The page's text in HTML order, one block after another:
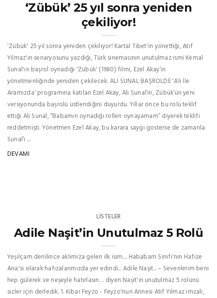
‘Zübük’ 25 yıl sonra yeniden
çekiliyor!
'Zübük' 25 yıl sonra yeniden çekiliyor! Kartal Tibet'in yönettiği, Atıf
Yılmaz'ın senaryosunu yazdığı, Türk sinemasının unutulmaz ismi Kemal
Sunal'ın başrol oynadığı 'Zübük' (1980) filmi, Ezel Akay’ın
yönetmenliğinde yeniden çekilecek. ALİ SUNAL BAŞROLDE 'Ali İle
Aramızda' programına katılan Ezel Akay, Ali Sunal’ın, Zübük’ün yeni
versiyonunda başrolü üstlendiğini duyurdu. Yıllar önce bu rolü teklif
ettiği Ali Sunal, “Babamın oynadığı rolleri oynayamam” diyerek teklifi
reddetmişti. Yönetmen Ezel Akay, bu karara saygı gösterse de zamanla
Sunal’ı ...
DEVAMI
LISTELER
Adile Naşit’in Unutulmaz 5 Rolü
Yeşilçam denilince aklımıza gelen ilk isim.... Hababam Sınıfı'nın Hafize
Ana'sı olarak hafızalarımızda yer edindi... Adile Naşit... – Sevenlerim beni
hep gülerek ve neşeyle hatırlasın… diyen Naşit'in unutulmaz 5 rolünü
sizler için derledik. 1. Kibar Feyzo - Feyzo'nun Annesi Atıf Yılmaz imzalı,